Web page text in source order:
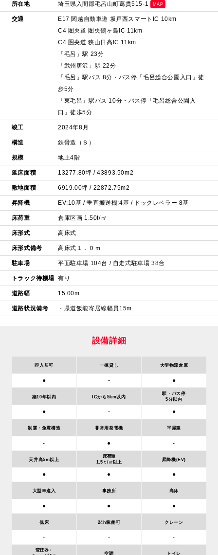
所在地 埼玉県入間郡毛呂山町葛貫515-1 MAP
交通
E17 関越自動車道 坂戸西スマートIC 10km
C4 圏央道 圏央鶴ヶ島IC 11km
C4 圏央道 狭山日高IC 11km
「毛呂」駅 23分
「武州唐沢」駅 22分
「毛呂」駅バス 8分・バス停「毛呂総合公園入口」徒
歩5分
「東毛呂」駅バス 10分・バス停「毛呂総合公園入
口」徒歩5分
竣工 2024年8月
構造 鉄骨造（Ｓ）
規模 地上4階
延床面積 13277.80坪 / 43893.50m2
敷地面積 6919.00坪 / 22872.75m2
昇降機 EV:10基 / 垂直搬送機:4基 / ドックレベラー 8基
床荷重 倉庫区画 1.50t/㎡
床形式 高床式
床形式備考 高床式１．０ｍ
駐車場 平面駐車場 104台 / 自走式駐車場 38台
トラック待機場 有り
道路幅 15.00m
道路状況備考 ・県道飯能寄居線幅員15m
設備詳細
即入居可
●
一棟貸し
-
大型物流倉庫
●
築10年以内
●
ICから5km以内
-
駅・バス停
5分以内
●
制震・免震構造
-
非常用発電機
●
平屋建
-
天井高5m以上
●
床荷重
1.5ｔ/㎡以上
●
昇降機(EV)
●
大型車進入
●
事務所
●
高床
●
低床
-
24h稼働可
-
クレーン
-
変圧器・
空調 トイレ